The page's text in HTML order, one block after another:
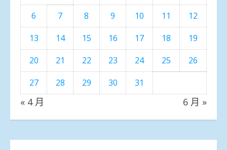
6
7 8 9 10 11
12
13
14 15 16 17 18
19
20
21 22 23 24 25
26
27
28 29 30 31
« 4 月 6 月 »